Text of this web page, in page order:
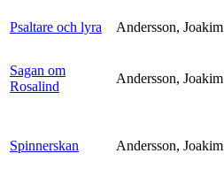
Psaltare och lyra Andersson, Joakim
Sagan om
Rosalind
Andersson, Joakim
Spinnerskan Andersson, Joakim